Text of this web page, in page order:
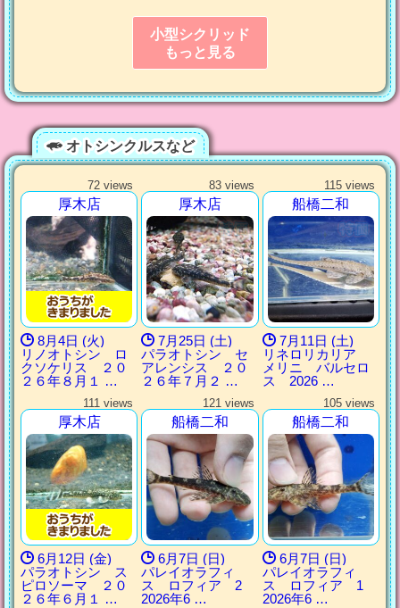
小型シクリッド
もっと見る
オトシンクルスなど
72 views
厚木店
8月4日 (火)
リノオトシン ロ
クソケリス ２０
２６年８月１ …
83 views
厚木店
7月25日 (土)
パラオトシン セ
アレンシス ２０
２６年７月２ …
115 views
船橋二和
7月11日 (土)
リネロリカリア
メリニ バルセロ
ス 2026 …
111 views
厚木店
6月12日 (金)
パラオトシン ス
ピロソーマ ２０
２６年６月１ …
121 views
船橋二和
6月7日 (日)
パレイオラフィ
ス ロフィア 2
2026年6 …
105 views
船橋二和
6月7日 (日)
パレイオラフィ
ス ロフィア 1
2026年6 …